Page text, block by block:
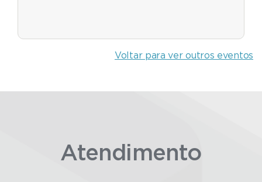
Voltar para ver outros eventos
Atendimento